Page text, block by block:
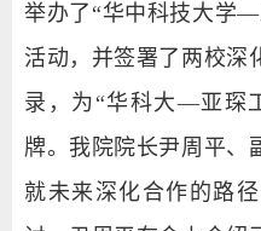
举办了“华中科技大学
活动，并签署了两校深
录，为“华科大—亚琛
牌。我院院长尹周平、
就未来深化合作的路